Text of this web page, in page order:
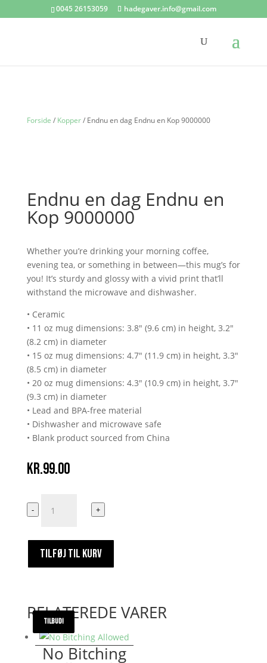
0045 26153059 hadegaver.info@gmail.com
Forside / Kopper/ Endnu en dag Endnu en Kop 9000000
Endnu en dag Endnu en
Kop 9000000
Whether you’re drinking your morning coffee,
evening tea, or something in between—this mug’s for
you! It’s sturdy and glossy with a vivid print that’ll
withstand the microwave and dishwasher.
• Ceramic
• 11 oz mug dimensions: 3.8″ (9.6 cm) in height, 3.2″
(8.2 cm) in diameter
• 15 oz mug dimensions: 4.7″ (11.9 cm) in height, 3.3″
(8.5 cm) in diameter
• 20 oz mug dimensions: 4.3″ (10.9 cm) in height, 3.7″
(9.3 cm) in diameter
• Lead and BPA-free material
• Dishwasher and microwave safe
• Blank product sourced from China
kr.99.00
Endnu
en
Endnu
Kop
- +
TILFØJ TIL KURV
RELATEREDE VARER
No Bitching
TILBUD!
TILBUD!